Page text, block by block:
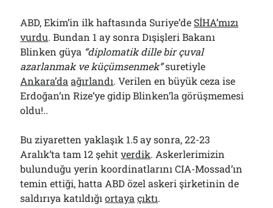
ABD, Ekim’in ilk haftasında Suriye’de SİHA’mızı
vurdu. Bundan 1 ay sonra Dışişleri Bakanı
Blinken güya “diplomatik dille bir çuval
azarlanmak ve küçümsenmek”suretiyle
Ankara’da ağırlandı. Verilen en büyük ceza ise
Erdoğan’ın Rize’ye gidip Blinken’la görüşmemesi
oldu!..
Bu ziyaretten yaklaşık 1.5 ay sonra, 22-23
Aralık’ta tam 12 şehitverdik. Askerlerimizin
bulunduğu yerin koordinatlarını CIA-Mossad’ın
temin ettiği, hatta ABD özel askeri şirketinin de
saldırıya katıldığıortaya çıktı.